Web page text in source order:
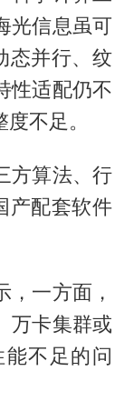
光信息虽可
态并行、纹
性适配仍不
不足。
方算法、行
产配套软件
一方面，
万卡集群或
不足的问